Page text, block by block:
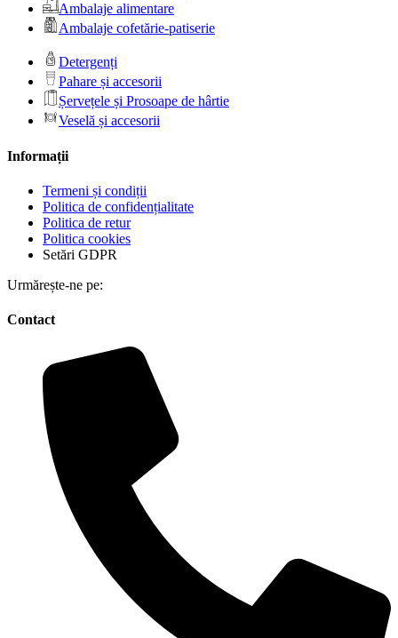
Ambalaje alimentare
Ambalaje cofetărie-patiserie
Detergenți
Pahare și accesorii
Șervețele și Prosoape de hârtie
Veselă și accesorii
Informații
Termeni și condiții
Politica de confidențialitate
Politica de retur
Politica cookies
Setări GDPR
Urmărește-ne pe:
Contact